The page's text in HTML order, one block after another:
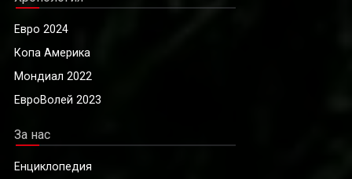
Евро 2024
Копа Америка
Мондиал 2022
ЕвроВолей 2023
За нас
Енциклопедия